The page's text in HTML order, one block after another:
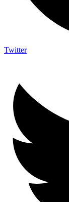
Twitter